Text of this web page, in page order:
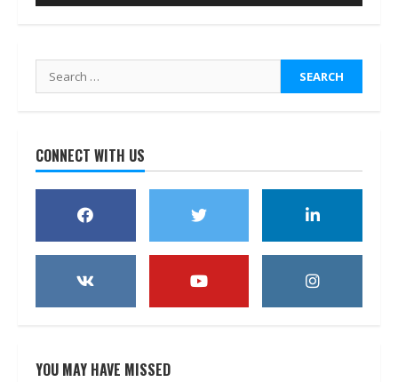
Search
for:
CONNECT WITH US
YOU MAY HAVE MISSED